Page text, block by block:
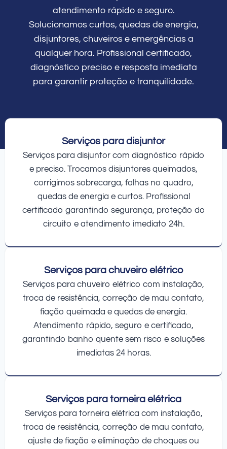
atendimento rápido e seguro.
Solucionamos curtos, quedas de energia,
disjuntores, chuveiros e emergências a
qualquer hora. Profissional certificado,
diagnóstico preciso e resposta imediata
para garantir proteção e tranquilidade.
Serviços para disjuntor
Serviços para disjuntor com diagnóstico rápido
e preciso. Trocamos disjuntores queimados,
corrigimos sobrecarga, falhas no quadro,
quedas de energia e curtos. Profissional
certificado garantindo segurança, proteção do
circuito e atendimento imediato 24h.
Serviços para chuveiro elétrico
Serviços para chuveiro elétrico com instalação,
troca de resistência, correção de mau contato,
fiação queimada e quedas de energia.
Atendimento rápido, seguro e certificado,
garantindo banho quente sem risco e soluções
imediatas 24 horas.
Serviços para torneira elétrica
Serviços para torneira elétrica com instalação,
troca de resistência, correção de mau contato,
ajuste de fiação e eliminação de choques ou